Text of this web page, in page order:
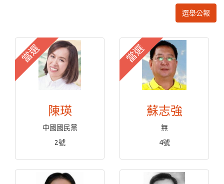
選舉公報
當選
陳瑛
中國國民黨
2號
當選
蘇志強
無
4號